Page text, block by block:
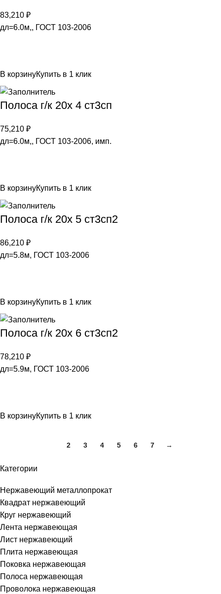
Категории
Нержавеющий металлопрокат
Квадрат нержавеющий
Круг нержавеющий
Лента нержавеющая
Лист нержавеющий
Плита нержавеющая
Поковка нержавеющая
Полоса нержавеющая
Проволока нержавеющая
83,210 ₽
дл=6.0м,, ГОСТ 103-2006
В корзинуКупить в 1 клик
Полоса г/к 20х 4 ст3сп
75,210 ₽
дл=6.0м,, ГОСТ 103-2006, имп.
В корзинуКупить в 1 клик
Полоса г/к 20х 5 ст3сп2
86,210 ₽
дл=5.8м, ГОСТ 103-2006
В корзинуКупить в 1 клик
Полоса г/к 20х 6 ст3сп2
78,210 ₽
дл=5.9м, ГОСТ 103-2006
В корзинуКупить в 1 клик
2 3 4 5 6 7 →